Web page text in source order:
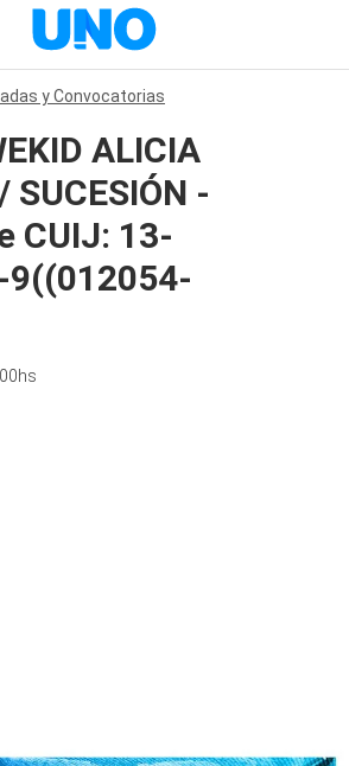
y Convocatorias
ALICIA
SUCESIÓN -
CUIJ: 13-